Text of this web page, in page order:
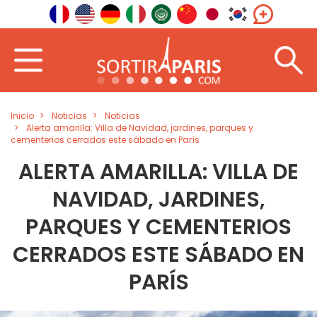
Inicio Noticias
Noticias
Alerta amarilla: Villa de Navidad, jardines, parques y
cementerios cerrados este sábado en París
ALERTA AMARILLA: VILLA DE
NAVIDAD, JARDINES,
PARQUES Y CEMENTERIOS
CERRADOS ESTE SÁBADO EN
PARÍS